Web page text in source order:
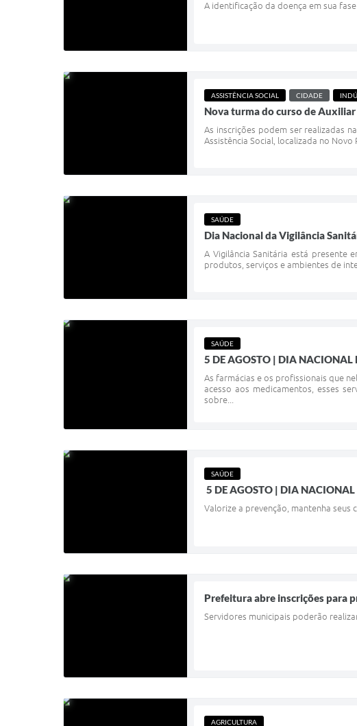
A identificação da doença em sua
ASSISTÊNCIA SOCIAL CIDADE
Nova turma do curso de
As inscrições podem ser realizadas
Assistência Social, localizada no Novo
SAÚDE
Dia Nacional da Vigilância
A Vigilância Sanitária está presente
produtos, serviços e ambientes de
SAÚDE
5 DE AGOSTO | DIA
As farmácias e os profissionais que
acesso aos medicamentos, esses
sobre...
SAÚDE
5 DE AGOSTO | DIA NACIONAL
Valorize a prevenção, mantenha seus
Prefeitura abre inscrições para
Servidores municipais poderão
AGRICULTURA